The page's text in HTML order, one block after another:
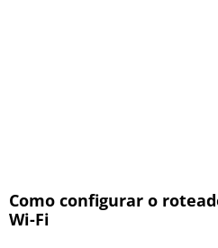
Como configurar o
Wi-Fi